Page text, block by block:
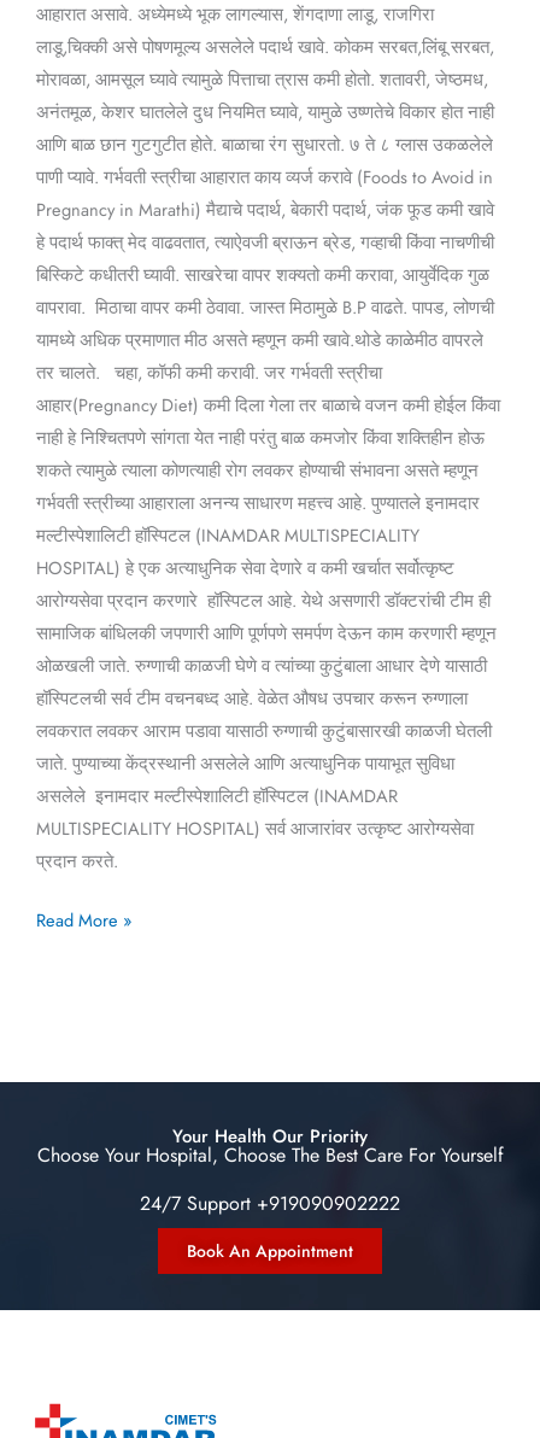
आहारात असावे. अध्येमध्ये भूक लागल्यास, शेंगदाणा लाडू, राजगिरा
लाडू,चिक्की असे पोषणमूल्य असलेले पदार्थ खावे. कोकम सरबत,लिंबू सरबत,
मोरावळा, आमसूल घ्यावे त्यामुळे पित्ताचा त्रास कमी होतो. शतावरी, जेष्ठमध,
अनंतमूळ, केशर घातलेले दुध नियमित घ्यावे, यामुळे उष्णतेचे विकार होत नाही
आणि बाळ छान गुटगुटीत होते. बाळाचा रंग सुधारतो. ७ ते ८ ग्लास उकळलेले
पाणी प्यावे. गर्भवती स्त्रीचा आहारात काय व्यर्ज करावे (Foods to Avoid in
Pregnancy in Marathi) मैद्याचे पदार्थ, बेकारी पदार्थ, जंक फूड कमी खावे
हे पदार्थ फाक्त् मेद वाढवतात, त्याऐवजी ब्राऊन ब्रेड, गव्हाची किंवा नाचणीची
बिस्किटे कधीतरी घ्यावी. साखरेचा वापर शक्यतो कमी करावा, आयुर्वेदिक गुळ
वापरावा. मिठाचा वापर कमी ठेवावा. जास्त मिठामुळे B.P वाढते. पापड, लोणची
यामध्ये अधिक प्रमाणात मीठ असते म्हणून कमी खावे.थोडे काळेमीठ वापरले
तर चालते. चहा, कॉफी कमी करावी. जर गर्भवती स्त्रीचा
आहार(Pregnancy Diet) कमी दिला गेला तर बाळाचे वजन कमी होईल किंवा
नाही हे निश्चितपणे सांगता येत नाही परंतु बाळ कमजोर किंवा शक्तिहीन होऊ
शकते त्यामुळे त्याला कोणत्याही रोग लवकर होण्याची संभावना असते म्हणून
गर्भवती स्त्रीच्या आहाराला अनन्य साधारण महत्त्व आहे. पुण्यातले इनामदार
मल्टीस्पेशालिटी हॉस्पिटल (INAMDAR MULTISPECIALITY
HOSPITAL) हे एक अत्याधुनिक सेवा देणारे व कमी खर्चात सर्वोत्कृष्ट
आरोग्यसेवा प्रदान करणारे हॉस्पिटल आहे. येथे असणारी डॉक्टरांची टीम ही
सामाजिक बांधिलकी जपणारी आणि पूर्णपणे समर्पण देऊन काम करणारी म्हणून
ओळखली जाते. रुग्णाची काळजी घेणे व त्यांच्या कुटुंबाला आधार देणे यासाठी
हॉस्पिटलची सर्व टीम वचनबध्द आहे. वेळेत औषध उपचार करून रुग्णाला
लवकरात लवकर आराम पडावा यासाठी रुग्णाची कुटुंबासारखी काळजी घेतली
जाते. पुण्याच्या केंद्रस्थानी असलेले आणि अत्याधुनिक पायाभूत सुविधा
असलेले इनामदार मल्टीस्पेशालिटी हॉस्पिटल (INAMDAR
MULTISPECIALITY HOSPITAL) सर्व आजारांवर उत्कृष्ट आरोग्यसेवा
प्रदान करते.
Read More »
Your Health Our Priority
Choose Your Hospital, Choose The Best Care For Yourself
24/7 Support +919090902222
Book An Appointment